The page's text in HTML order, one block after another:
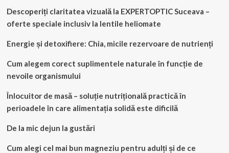
Descoperiți claritatea vizuală la EXPERTOPTIC Suceava –
oferte speciale inclusiv la lentile heliomate
Energie și detoxifiere: Chia, micile rezervoare de nutrienți
Cum alegem corect suplimentele naturale în funcție de
nevoile organismului
Înlocuitor de masă – soluție nutrițională practică în
perioadele în care alimentația solidă este dificilă
De la mic dejun la gustări
Cum alegi cel mai bun magneziu pentru adulți și de ce